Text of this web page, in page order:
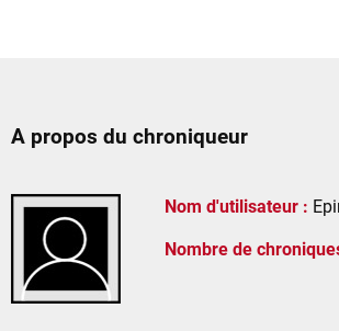
A propos du chroniqueur
Nom d'utilisateur :
Nombre de